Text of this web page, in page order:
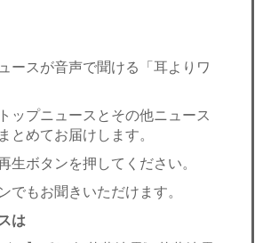
ースが音声で聞ける「耳よりワ
ップニュースとその他ニュース
とめてお届けします。
生ボタンを押してください。
でもお聞きいただけます。
は